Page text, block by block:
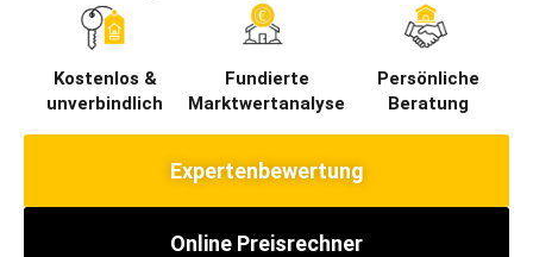
Kostenlos &
unverbindlich
Fundierte
Marktwertanalyse
Persönliche
Beratung
Expertenbewertung
Online Preisrechner